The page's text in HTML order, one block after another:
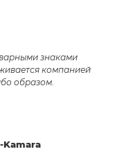
знаками
компанией
образом.
Kamara